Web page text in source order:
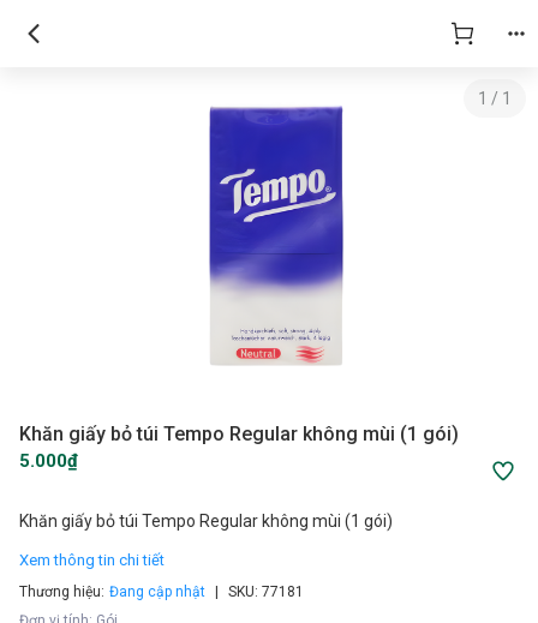
1 / 1
Khăn giấy bỏ túi Tempo Regular không mùi (1 gói)
5.000₫
Khăn giấy bỏ túi Tempo Regular không mùi (1 gói)
Xem thông tin chi tiết
Thương hiệu: Đang cập nhật SKU: 77181